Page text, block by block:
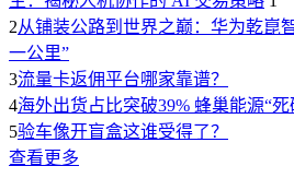
2从铺装公路到世界之巅：华为乾崑
一公里”
3流量卡返佣平台哪家靠谱？
4海外出货占比突破39% 蜂巢能源“
5验车像开盲盒这谁受得了？
查看更多